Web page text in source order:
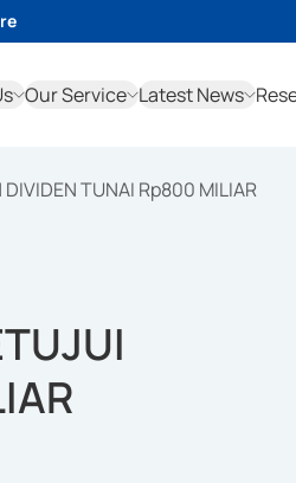
Our Service Latest News
TUNAI Rp800 MILIAR